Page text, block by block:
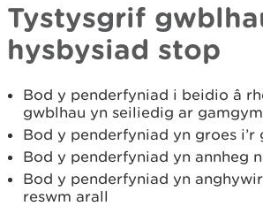
Tystysgrif
hysbysiad stop
Bod y penderfyniad i beidio â
gwblhau yn seiliedig ar
Bod y penderfyniad yn groes i’r
Bod y penderfyniad yn annheg
Bod y penderfyniad yn
reswm arall